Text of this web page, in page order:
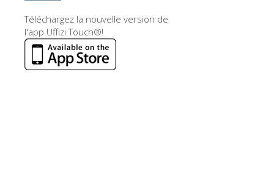
Téléchargez la nouvelle version de
l'app Uffizi Touch®!